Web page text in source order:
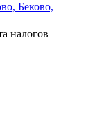
Беково,
налогов